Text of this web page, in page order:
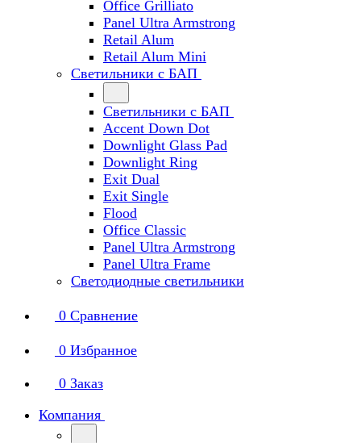
Office Grilliato
Panel Ultra Armstrong
Retail Alum
Retail Alum Mini
Светильники с БАП
Светильники с БАП
Accent Down Dot
Downlight Glass Pad
Downlight Ring
Exit Dual
Exit Single
Flood
Office Classic
Panel Ultra Armstrong
Panel Ultra Frame
Светодиодные светильники
0 Сравнение
0 Избранное
0 Заказ
Компания